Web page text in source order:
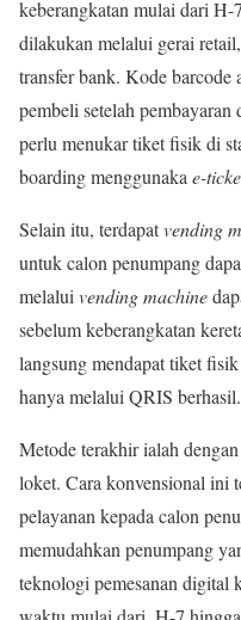
keberangkatan mulai dari H-
dilakukan melalui gerai
transfer bank. Kode barcode
pembeli setelah
perlu menukar tiket fisik di
boarding menggunaka e-
Selain itu, terdapatvending
untuk calon penumpang
melalui vending machine
sebelum keberangkatan
langsung mendapat tiket
hanya melalui QRIS berhasil.
Metode terakhir ialah
loket. Cara konvensional ini
pelayanan kepada calon
memudahkan penumpang
teknologi pemesanan digital